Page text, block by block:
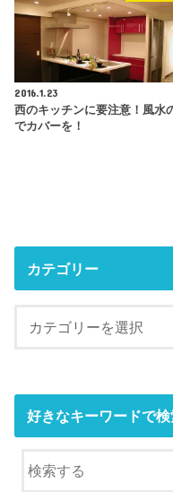
2016.1.23
西のキッチンに要注意！風水
でカバーを！
カテゴリー
好きなキーワードで